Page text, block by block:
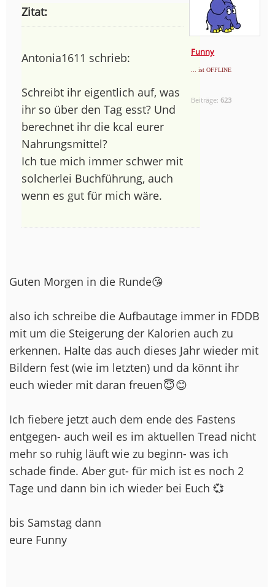
Funny
... ist OFFLINE
Beiträge:623
Zitat:
Antonia1611 schrieb:
Schreibt ihr eigentlich auf, was
ihr so über den Tag esst? Und
berechnet ihr die kcal eurer
Nahrungsmittel?
Ich tue mich immer schwer mit
solcherlei Buchführung, auch
wenn es gut für mich wäre.
Guten Morgen in die Runde😘
also ich schreibe die Aufbautage immer in FDDB
mit um die Steigerung der Kalorien auch zu
erkennen. Halte das auch dieses Jahr wieder mit
Bildern fest (wie im letzten) und da könnt ihr
euch wieder mit daran freuen 😇 😊
Ich fiebere jetzt auch dem ende des Fastens
entgegen- auch weil es im aktuellen Tread nicht
mehr so ruhig läuft wie zu beginn- was ich
schade finde. Aber gut- für mich ist es noch 2
Tage und dann bin ich wieder bei Euch 💞
bis Samstag dann
eure Funny